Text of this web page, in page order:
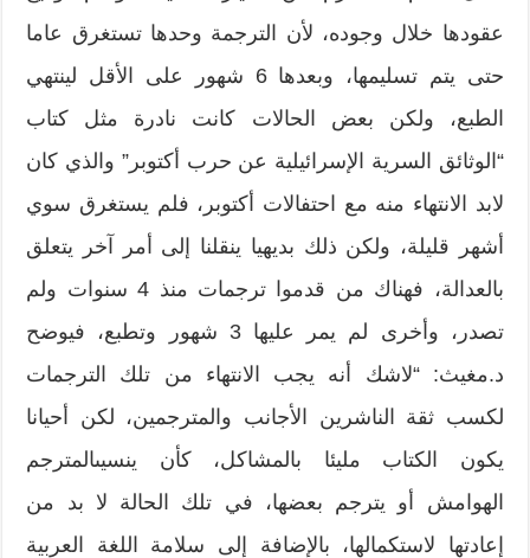
عقودها خلال وجوده،‮ ‬لأن الترجمة وحدها تستغرق عاما
حتى يتم تسليمها،‮ ‬وبعدها‮ ‬6‮ ‬شهور على الأقل لينتهي
“‬الوثائق السرية الإسرائيلية عن حرب أكتوبر‮” ‬والذي كان
لابد الانتهاء منه مع احتفالات أكتوبر،‮ ‬فلم يستغرق سوي
أشهر قليلة،‮ ‬ولكن ذلك بديهيا ينقلنا إلى أمر آخر يتعلق
بالعدالة،‮ ‬فهناك من قدموا ترجمات منذ‮ ‬4‮ ‬سنوات ولم
تصدر،‮ ‬وأخرى لم يمر عليها‮ ‬3‮ ‬شهور وتطبع،‮ ‬فيوضح
د.مغيث‮: “‬لاشك أنه يجب الانتهاء من تلك الترجمات
لكسب ثقة الناشرين الأجانب والمترجمين،‮ ‬لكن أحيانا
يكون الكتاب مليئا بالمشاكل،‮ ‬كأن ينسيىالمترجم
الهوامش أو يترجم بعضها،‮ ‬في تلك الحالة لا بد من
إعادتها لاستكمالها،‮ ‬بالإضافة إلى سلامة اللغة العربية